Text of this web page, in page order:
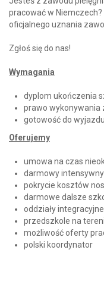
pracować w
oficjalnego uznania
Zgłoś się do nas!
Wymagania
dyplom ukończenia
prawo wykonywania
gotowość do
Oferujemy
umowa na czas
darmowy
pokrycie kosztów
darmowe dalsze
oddziały
przedszkole na
możliwość oferty
polski koordynator